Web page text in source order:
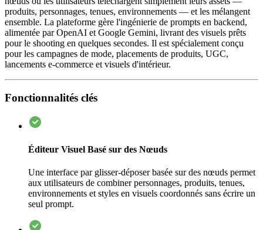
produits, personnages, tenues, environnements — et les mélangent
ensemble. La plateforme gère l'ingénierie de prompts en backend,
alimentée par OpenAI et Google Gemini, livrant des visuels prêts
pour le shooting en quelques secondes. Il est spécialement conçu
pour les campagnes de mode, placements de produits, UGC,
lancements e-commerce et visuels d'intérieur.
Fonctionnalités clés
Éditeur Visuel Basé sur des Nœuds
Une interface par glisser-déposer basée sur des nœuds permet
aux utilisateurs de combiner personnages, produits, tenues,
environnements et styles en visuels coordonnés sans écrire un
seul prompt.